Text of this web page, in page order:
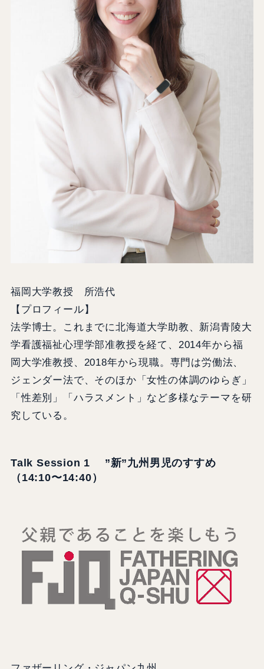
福岡大学教授 所浩代
【プロフィール】
法学博士。これまでに北海道大学助教、新潟青陵大
学看護福祉心理学部准教授を経て、2014年から福
岡大学准教授、2018年から現職。専門は労働法、
ジェンダー法で、そのほか「女性の体調のゆらぎ」
「性差別」「ハラスメント」など多様なテーマを研
究している。
Talk Session 1 ”新”九州男児のすすめ
（14:10〜14:40）